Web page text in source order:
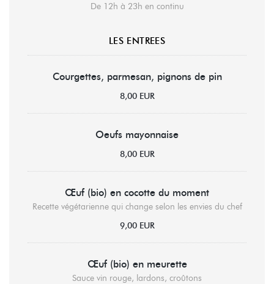
De 12h à 23h en continu
LES ENTREES
Courgettes, parmesan, pignons de pin
8,00 EUR
Oeufs mayonnaise
8,00 EUR
Œuf (bio) en cocotte du moment
Recette végétarienne qui change selon les envies du chef
9,00 EUR
Œuf (bio) en meurette
Sauce vin rouge, lardons, croûtons